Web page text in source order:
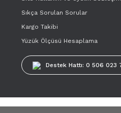
Sıkça Sorulan Sorular
Kargo Takibi
Yüzük Ölçüsü Hesaplama
Destek Hattı: 0 506 023